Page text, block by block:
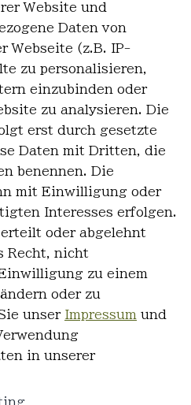
Website und
Daten von
Webseite (z.B. IP-
zu personalisieren,
einzubinden oder
zu analysieren. Die
erst durch gesetzte
Daten mit Dritten, die
benennen. Die
mit Einwilligung oder
Interesses erfolgen.
oder abgelehnt
Recht, nicht
zu einem
oder zu
unser Impressum und
in unserer